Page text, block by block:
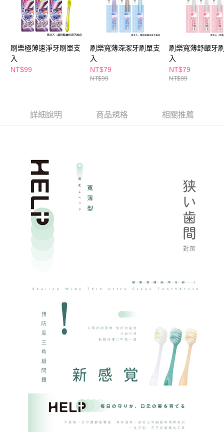
購買商品的店家。未經商家同意取消之訂單仍視為有效，需透過AFTEE先享
後付繳納相關費用。
※ 交易是否成功請以「AFTEE先享後付 」之結帳頁面顯示為準，若有關於
是否繳費成功／繳費後需取消欲退款等相關疑問，請聯繫「AFTEE先享後付
【注意事項】
１．透過由恩沛科技股份有限公司提供之「AFTEE先享後付」服務完成之交
易，需依本服務之必要範圍內提供個人資料，並將交易相關給付款項請求債
３．未成年的使用者請事先徵得法定代理人或監護人之同意方可使用
５．嚴禁一人註冊多個帳號或使用他人資訊註冊。若發現惡意使用之情形，
恩沛科技股份有限公司將有權停止該用戶之使用額度並採取法律行動。
每筆NT$65，滿NT$490(含以上)免運費
付款後萊爾富取貨
每筆NT$65，滿NT$490(含以上)免運費
7-11取貨付款
每筆NT$65，滿NT$490(含以上)免運費
宅配(本島)
每筆NT$80，滿NT$290(含以上)免運費
刷樂極薄速淨牙刷單支
入
NT$99
刷樂寬薄深潔牙刷單支
入
NT$79
NT$99
刷樂寬薄舒齦牙
入
NT$79
NT$99
詳細說明 商品規格 相關推薦